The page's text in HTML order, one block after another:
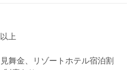
上
舞金、リゾートホテル宿泊割